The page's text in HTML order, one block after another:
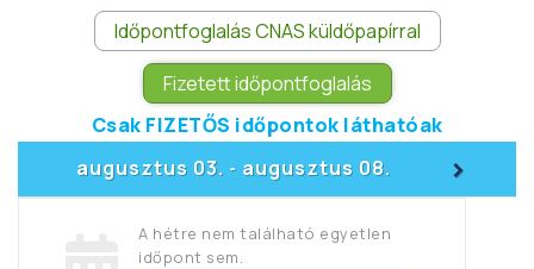
Időpontfoglalás CNAS küldőpapírral
Fizetett időpontfoglalás
Csak FIZETŐS időpontok láthatóak
augusztus 03. - augusztus 08. >
A hétre nem található egyetlen
időpont sem.